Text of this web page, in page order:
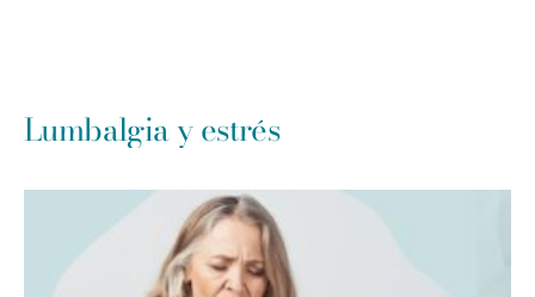
Lumbalgia y estrés